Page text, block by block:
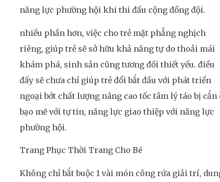
năng lực phường hội khi thi đấu cộng đồng đội.
nhiều phần hơn, việc cho trẻ mặt phẳng nghịch
riêng, giúp trẻ sẽ sở hữu khả năng tự do thoải mái
khám phá, sinh sản cũng tương đối thiết yếu. điều
đấy sẽ chưa chỉ giúp trẻ đổi bắt đầu với phát triển
ngoại bớt chất lượng nâng cao tốc tâm lý táo bị cắn
bạo mẽ với tự tin, năng lực giao thiệp với năng lực
phường hội.
Trang Phục Thời Trang Cho Bé
Không chỉ bắt buộc 1 vài món công rứa giải trí,